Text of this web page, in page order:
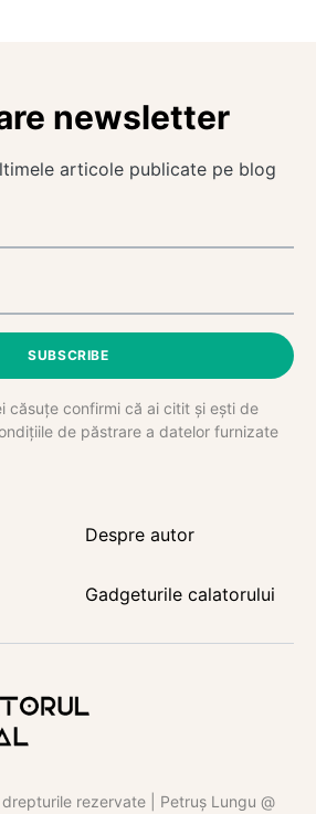
newsletter
articole publicate pe blog
SUBSCRIBE
căsuțe confirmi că ai citit și ești de
de păstrare a datelor furnizate
Despre autor
Gadgeturile calatorului
rezervate | Petruș Lungu @